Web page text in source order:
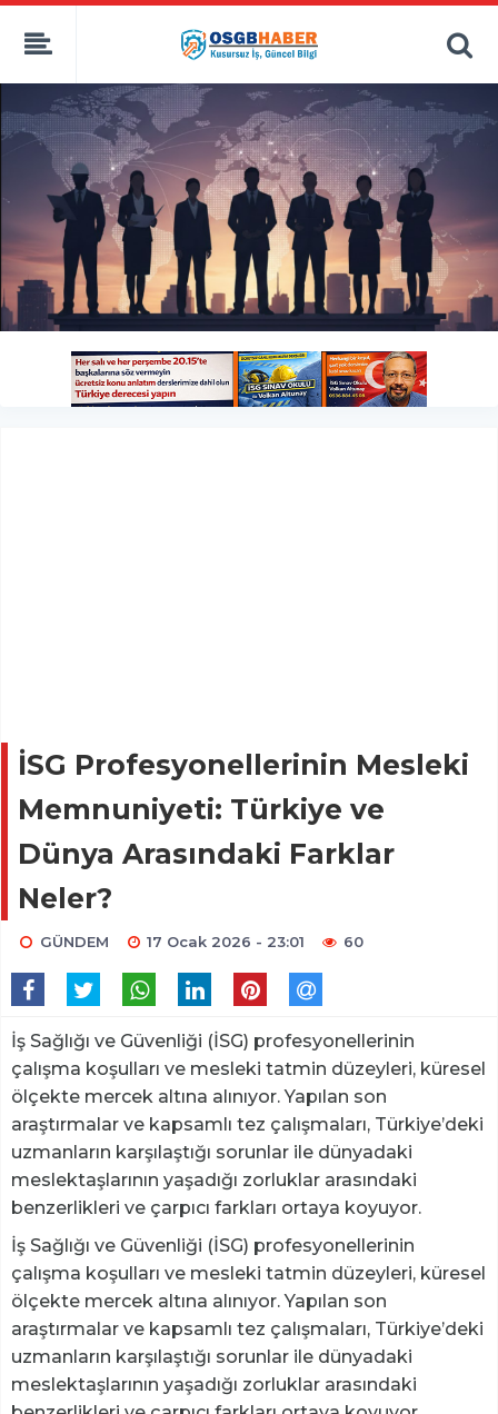
İSG Profesyonellerinin Mesleki
Memnuniyeti: Türkiye ve
Dünya Arasındaki Farklar
Neler?
GÜNDEM 17 Ocak 2026 - 23:01 60
İş Sağlığı ve Güvenliği (İSG) profesyonellerinin
çalışma koşulları ve mesleki tatmin düzeyleri, küresel
ölçekte mercek altına alınıyor. Yapılan son
araştırmalar ve kapsamlı tez çalışmaları, Türkiye’deki
uzmanların karşılaştığı sorunlar ile dünyadaki
meslektaşlarının yaşadığı zorluklar arasındaki
benzerlikleri ve çarpıcı farkları ortaya koyuyor.
İş Sağlığı ve Güvenliği (İSG) profesyonellerinin
çalışma koşulları ve mesleki tatmin düzeyleri, küresel
ölçekte mercek altına alınıyor. Yapılan son
araştırmalar ve kapsamlı tez çalışmaları, Türkiye’deki
uzmanların karşılaştığı sorunlar ile dünyadaki
meslektaşlarının yaşadığı zorluklar arasındaki